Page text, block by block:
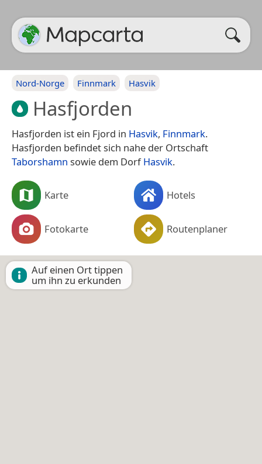
Nord-Norge Finnmark Hasvik
Hasfjorden
Hasfjorden ist ein Fjord in Hasvik, Finnmark.
Hasfjorden befindet sich nahe der Ortschaft
Taborshamn sowie dem DorfHasvik.
Karte Hotels
Fotokarte Routenplaner
Auf einen Ort tippen
um ihn zu erkunden